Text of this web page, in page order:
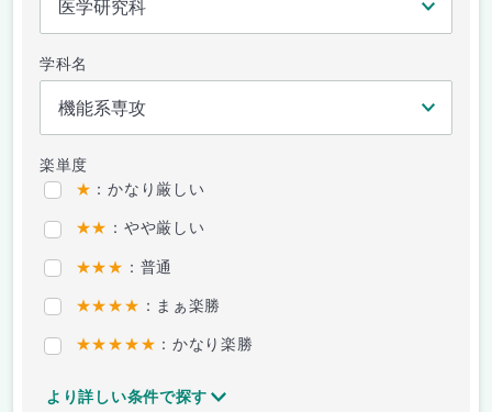
学科名
楽単度
★ ：かなり厳しい
★★ ：やや厳しい
★★★ ：普通
★★★★ ：まぁ楽勝
★★★★★ ：かなり楽勝
より詳しい条件で探す